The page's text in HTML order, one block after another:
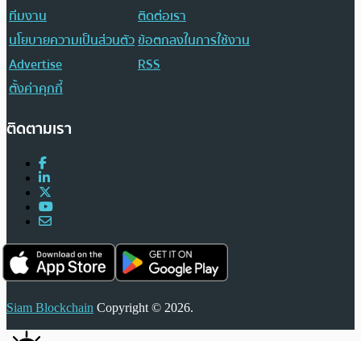
ทีมงาน
ติดต่อเรา
นโยบายความเป็นส่วนตัวข้อตกลงในการใช้งาน
Advertise
RSS
ตั้งค่าคุกกี้
ติดตามเรา
Siam Blockchain Copyright © 2026.